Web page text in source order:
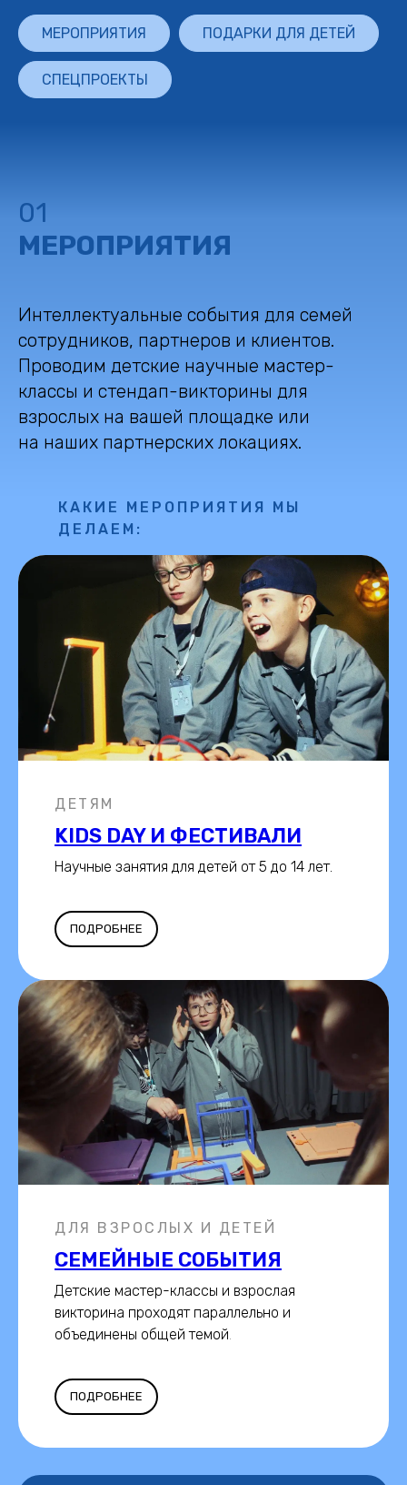
МЕРОПРИЯТИЯ ПОДАРКИ ДЛЯ ДЕТЕЙ
СПЕЦПРОЕКТЫ
01
МЕРОПРИЯТИЯ
Интеллектуальные события для семей
сотрудников, партнеров и клиентов.
Проводим детские научные мастер-
классы и стендап-викторины для
взрослых на вашей площадке или
на наших партнерских локациях.
КАКИЕ МЕРОПРИЯТИЯ МЫ
ДЕЛАЕМ:
ДЕТЯМ
KIDS DAY И ФЕСТИВАЛИ
Научные занятия для детей от 5 до 14 лет.
ПОДРОБНЕЕ
ДЛЯ ВЗРОСЛЫХ И ДЕТЕЙ
СЕМЕЙНЫЕ СОБЫТИЯ
Детские мастер-классы и взрослая
викторина проходят параллельно и
объединены общей темой.
ПОДРОБНЕЕ